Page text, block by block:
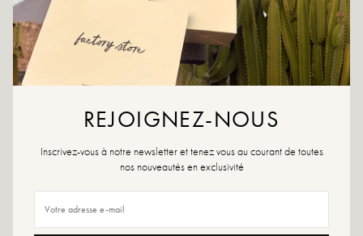
Verkrijgbaar in bruin, zwart, kaki en beige, Arsène past zich aan al
uw wensen en gelegenheden aan. Het zachte materiaal en de royale
vorm bieden optimaal comfort en zorgen ervoor dat u uw dagelijkse
benodigdheden gemakkelijk kunt meenemen.
Kleur: zwart
Hoogte zonder handvat: 30 cm
Hoogte met handvat: 60 cm
Als uw favoriete tas niet meer beschikbaar is, aarzel dan niet om een
waarschuwing in te stellen.
REJOIGNEZ-NOUS
Inscrivez-vous à notre newsletter et tenez vous au courant de toutes
nos nouveautés en exclusivité